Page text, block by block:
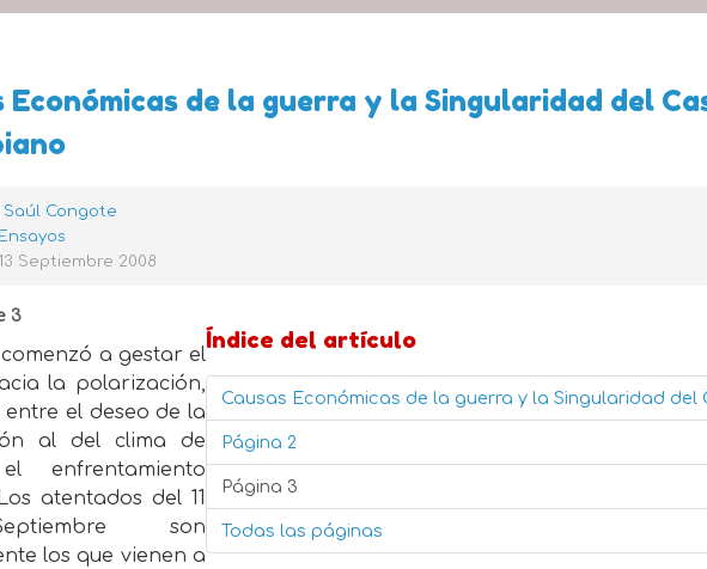
Económicas de la guerra y la Singularidad del
Saúl Congote
Ensayos
Septiembre 2008
Índice del artículo
Causas Económicas de la guerra y la Singularidad del
Página 2
Página 3
Todas las páginas
3
a gestar el
la polarización,
el deseo de la
al del clima de
enfrentamiento
atentados del 11
son
los que vienen a